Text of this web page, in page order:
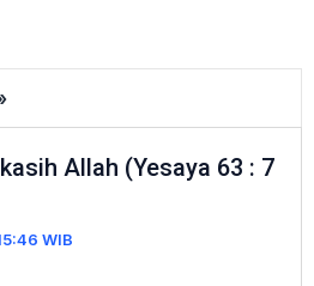
dan
kasih
(Yesaya
Allah (Yesaya 63 : 7
WIB